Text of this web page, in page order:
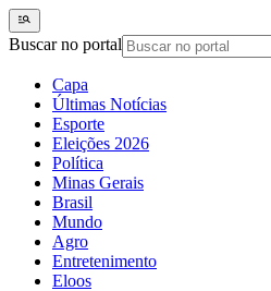
Buscar no portal
Capa
Últimas Notícias
Esporte
Eleições 2026
Política
Minas Gerais
Brasil
Mundo
Agro
Entretenimento
Eloos